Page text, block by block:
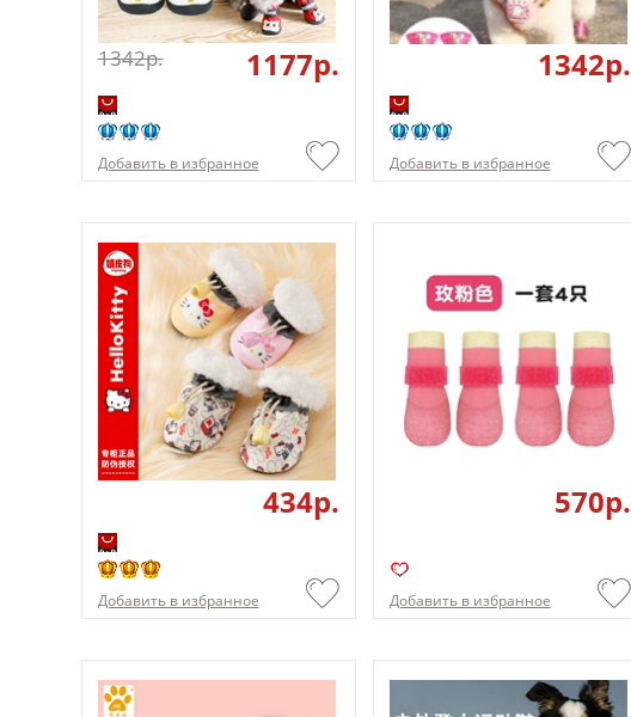
1342p. 1177p.
Добавить в избранное
1342p.
Добавить в избранное
434p.
Добавить в избранное
570p.
Добавить в избранное